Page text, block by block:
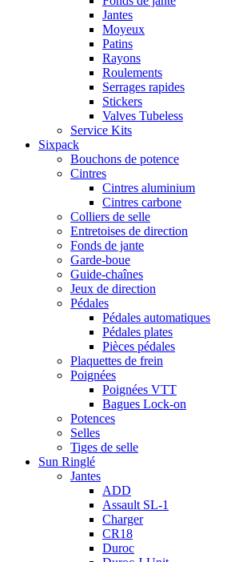
Jantes
Moyeux
Patins
Rayons
Roulements
Serrages rapides
Stickers
Valves Tubeless
Service Kits
Sixpack
Bouchons de potence
Cintres
Cintres aluminium
Cintres carbone
Colliers de selle
Entretoises de direction
Fonds de jante
Garde-boue
Guide-chaînes
Jeux de direction
Pédales
Pédales automatiques
Pédales plates
Pièces pédales
Plaquettes de frein
Poignées
Poignées VTT
Bagues Lock-on
Potences
Selles
Tiges de selle
Sun Ringlé
Jantes
ADD
Assault SL-1
Charger
CR18
Duroc